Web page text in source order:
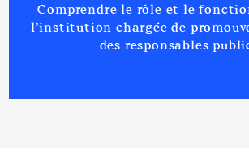
Comprendre le rôle et le
l’institution chargée de
des responsables